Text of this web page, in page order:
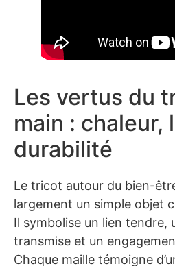
Les vertus du
main : chaleur,
durabilité
Le tricot autour du bien-
largement un simple objet
Il symbolise un lien tendre,
transmise et un
Chaque maille témoigne